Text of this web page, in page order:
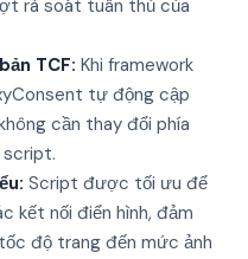
rà soát tuân thủ của
TCF: Khi framework
tự động cập
cần thay đổi phía
script.
Script được tối ưu để
kết nối điển hình, đảm
độ trang đến mức ảnh